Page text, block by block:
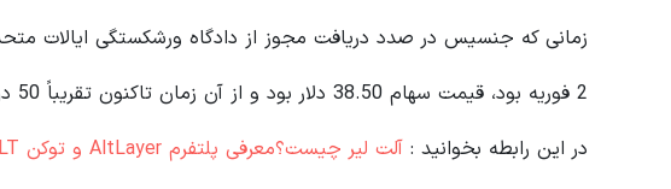
2 فوریه بود، قیمت سهام 38.50 دلار بود و از آن زمان تاکنون تقریباً 50 درصد افزایش یافته است.
در این رابطه بخوانید‌ : آلت لیر چیست؟معرفی پلتفرم AltLayer و توکن ALT